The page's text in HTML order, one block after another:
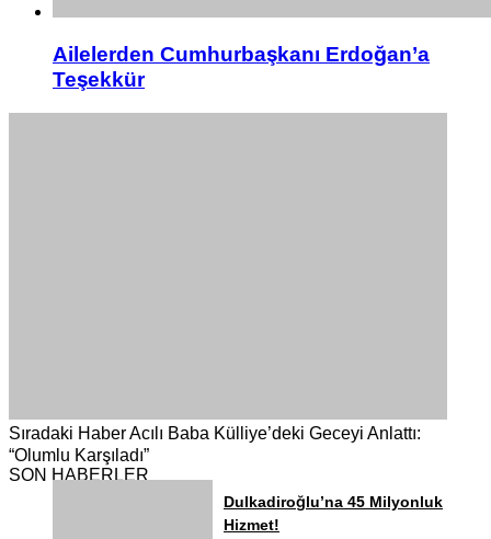
Ailelerden Cumhurbaşkanı Erdoğan’a
Teşekkür
Sıradaki HaberAcılı Baba Külliye’deki Geceyi Anlattı:
“Olumlu Karşıladı”
SON HABERLER
Dulkadiroğlu’na 45 Milyonluk
Hizmet!